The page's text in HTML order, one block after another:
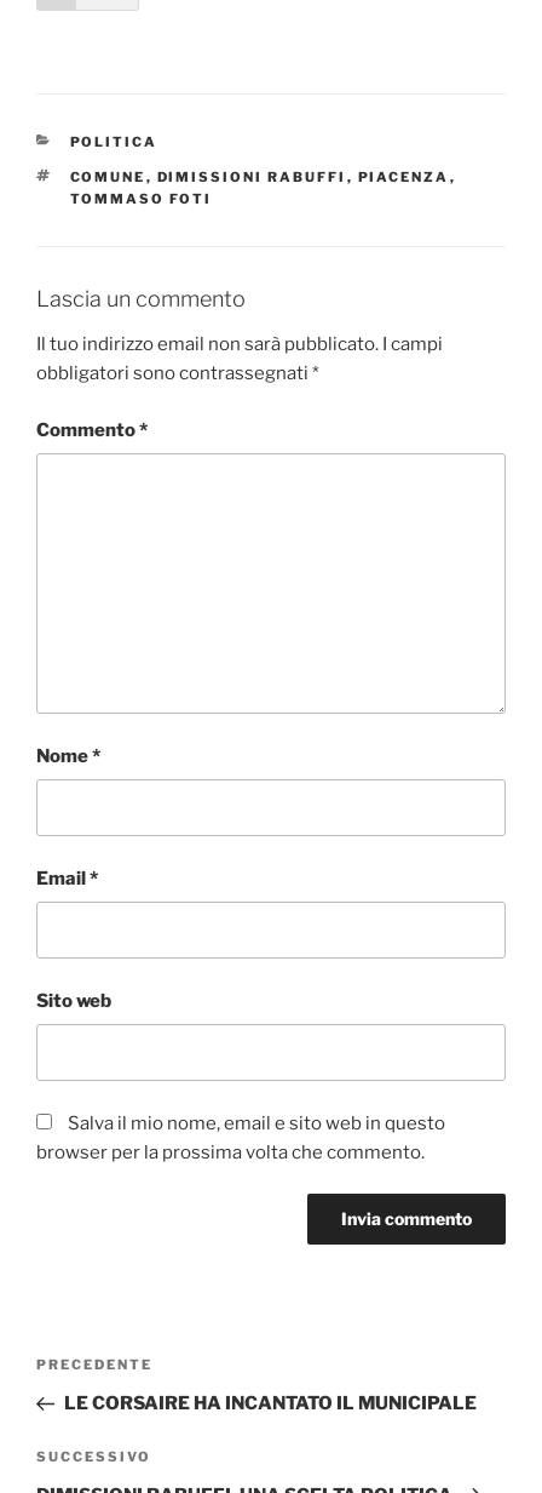
CATEGORIE
POLITICA
TAG
COMUNE , DIMISSIONI RABUFFI , PIACENZA ,
TOMMASO FOTI
Lascia un commento
Il tuo indirizzo email non sarà pubblicato. I campi
obbligatori sono contrassegnati *
Commento*
Nome*
Email*
Sito web
Salva il mio nome, email e sito web in questo
browser per la prossima volta che commento.
Navigazione
Articolo
precedente:
PRECEDENTE
LE CORSAIRE HA INCANTATO IL MUNICIPALE
Articolo
successivo
SUCCESSIVO